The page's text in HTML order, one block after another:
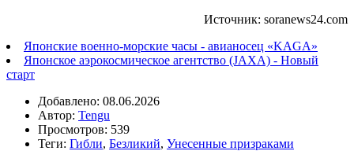
Источник: soranews24.com
Японские военно-морские часы - авианосец «KAGA»
Японское аэрокосмическое агентство (JAXA) - Новый
старт
Добавлено: 08.06.2026
Автор: Tengu
Просмотров: 539
Теги: Гибли, Безликий, Унесенные призраками